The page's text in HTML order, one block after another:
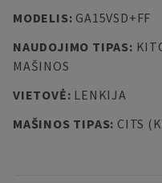
MODELIS: GA15VSD+FF
NAUDOJIMO TIPAS:
MAŠINOS
VIETOVĖ: LENKIJA
MAŠINOS TIPAS: CITS